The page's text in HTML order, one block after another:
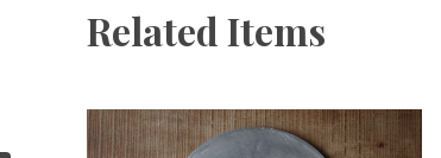
Related Items